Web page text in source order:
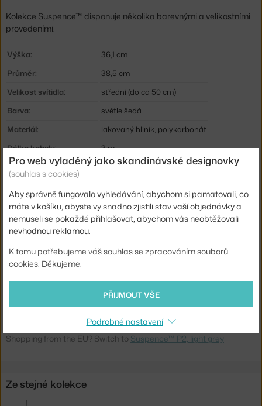
Kolekce Suspence™ disponuje několika barevnými a velikostními
provedeními.
Výška:
36,1 cm
Průměr:
38,5 cm
Velikost svítidla:
střední (do ca 50 cm)
Barva:
světle šedá
Materiál:
lakovaný hliník, polykarbonát
Délka kabelu:
3 m
Obsahuje stropní krytku: ano
Patice / zdroj:
E27
Distribuce světla:
přímé osvětlení
Max Watt (LED):
Kód produktu
FHA-54400812
5702371008122
Ste zo Slovenska? Prejdite naLampa Suspence™ P2, light grey
Shopping from the EU? Switch to Suspence™ P2, light grey
Ze stejné kolekce
Pro web vyladěný jako skandinávské designovky
(souhlas s cookies)
Aby správně fungovalo vyhledávání, abychom si pamatovali, co
máte v košíku, abyste vy snadno zjistili stav vaší objednávky a
nemuseli se pokaždé přihlašovat, abychom vás neobtěžovali
nevhodnou reklamou.
K tomu potřebujeme váš souhlas se zpracováním souborů
cookies. Děkujeme.
PŘIJMOUT VŠE
Podrobné nastavení